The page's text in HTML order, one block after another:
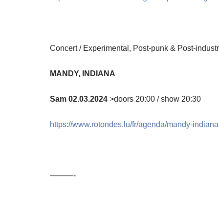
Concert / Experimental, Post-punk & Post-
MANDY, INDIANA
Sam 02.03.2024 >doors 20:00 / show 20:30
https://www.rotondes.lu/fr/agenda/mandy-indiana
———-